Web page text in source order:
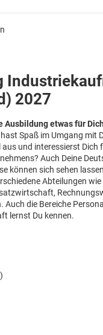
2027
Ausbildung etwas für
Spaß im Umgang mit
aus und interessierst
Auch Deine
können sich sehen
Abteilungen wie
Auch die Bereiche
lernst Du kennen.